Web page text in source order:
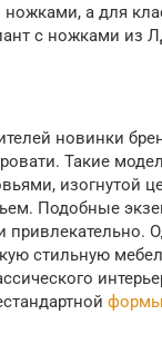
а для
с ножками
новинки
Такие
изогнутой
Подобные
привлекательно.
стильную
формы